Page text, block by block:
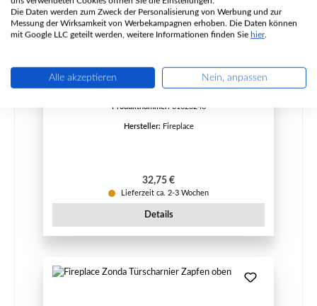
Fireplace Oslo Türscharnier Zapfen oben
Produktnummer: 01023246
Hersteller: Fireplace
Regulärer Preis:
32,75 €
Lieferzeit ca. 2-3 Wochen
Details
Die Daten werden zum Zweck der Personalisierung von Werbung und zur
Messung der Wirksamkeit von Werbekampagnen erhoben. Die Daten können
mit Google LLC geteilt werden, weitere Informationen finden Sie hier.
Alle akzeptieren Nein, anpassen